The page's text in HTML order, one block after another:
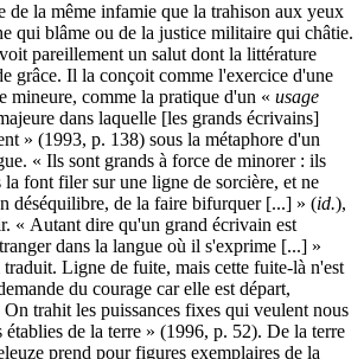
de la même infamie que la trahison aux yeux
qui blâme ou de la justice militaire qui châtie.
pareillement un salut dont la littérature
grâce. Il la conçoit comme l'exercice d'une
mineure, comme la pratique d'un « usage
dans laquelle [les grands écrivains]
» (1993, p. 138) sous la métaphore d'un
« Ils sont grands à force de minorer : ils
font filer sur une ligne de sorcière, et ne
déséquilibre, de la faire bifurquer [...] » (id.),
« Autant dire qu'un grand écrivain est
dans la langue où il s'exprime [...] »
Ligne de fuite, mais cette fuite-là n'est
du courage car elle est départ,
trahit les puissances fixes qui veulent nous
établies de la terre » (1996, p. 52). De la terre
prend pour figures exemplaires de la